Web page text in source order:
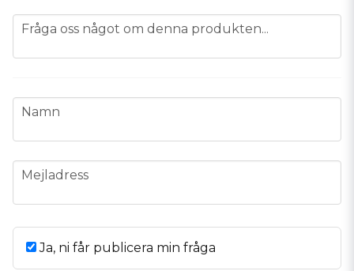
question
Fråga oss något om denna produkten...
name
Namn
email
Mejladress
Ja, ni får publicera min fråga